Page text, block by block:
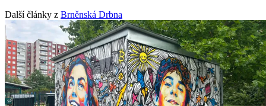
Další články z Brněnská Drbna